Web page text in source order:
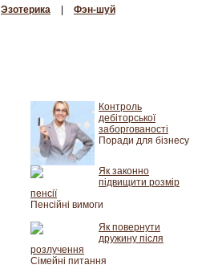
Эзотерика
Фэн-шуй
Контроль
дебіторської
заборгованості
Поради для бізнесу
Як законно
підвищити розмір
пенсії
Пенсійні вимоги
Як повернути
дружину після
розлучення
Сімейні питання